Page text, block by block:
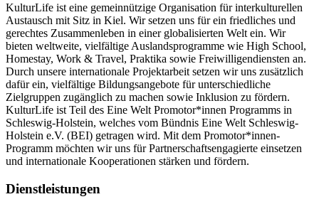
KulturLife ist eine gemeinnützige Organisation für interkulturellen
Austausch mit Sitz in Kiel. Wir setzen uns für ein friedliches und
gerechtes Zusammenleben in einer globalisierten Welt ein. Wir
bieten weltweite, vielfältige Auslandsprogramme wie High School,
Homestay, Work & Travel, Praktika sowie Freiwilligendiensten an.
Durch unsere internationale Projektarbeit setzen wir uns zusätzlich
dafür ein, vielfältige Bildungsangebote für unterschiedliche
Zielgruppen zugänglich zu machen sowie Inklusion zu fördern.
KulturLife ist Teil des Eine Welt Promotor*innen Programms in
Schleswig-Holstein, welches vom Bündnis Eine Welt Schleswig-
Holstein e.V. (BEI) getragen wird. Mit dem Promotor*innen-
Programm möchten wir uns für Partnerschaftsengagierte einsetzen
und internationale Kooperationen stärken und fördern.
Dienstleistungen